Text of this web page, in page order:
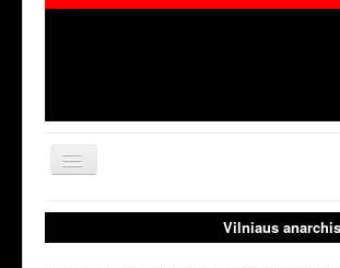
Toggle
Navigation
Vilniaus